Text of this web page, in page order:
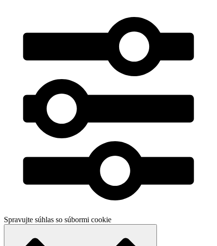
Spravujte súhlas so súbormi cookie